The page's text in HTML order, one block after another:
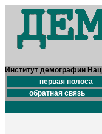
Институт демографии
первая полоса
обратная связь